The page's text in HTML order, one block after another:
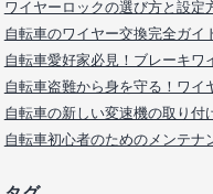
ワイヤーロックの選び方と設
自転車のワイヤー交換完全ガ
自転車愛好家必見！ブレーキ
自転車盗難から身を守る！ワ
自転車の新しい変速機の取り付
自転車初心者のためのメンテ